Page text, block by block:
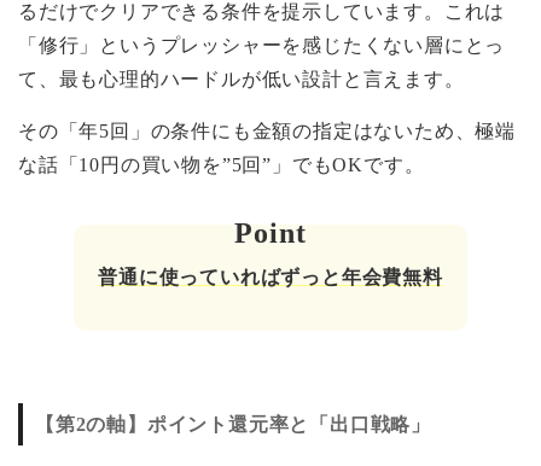
るだけでクリアできる条件を提示しています。これは
「修行」というプレッシャーを感じたくない層にとっ
て、最も心理的ハードルが低い設計と言えます。
その「年5回」の条件にも金額の指定はないため、極端
な話「10円の買い物を”5回”」でもOKです。
普通に使っていればずっと年会費無料
【第2の軸】ポイント還元率と「出口戦略」